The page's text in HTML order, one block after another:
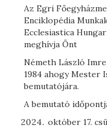
Az Egri
Enciklopédia
Ecclesiastica
meghívja Önt
Németh László Imre
1984 ahogy Mester
bemutatójára.
A bemutató
október 17.